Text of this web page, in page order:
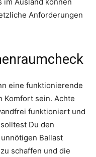
Anforderungen
eine funktionierende
Komfort sein. Achte
funktioniert und
Du den
Ballast
schaffen und die